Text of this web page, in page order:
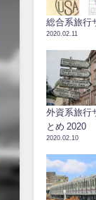
総合系旅行
2020.02.11
外資系旅行
とめ 2020
2020.02.10